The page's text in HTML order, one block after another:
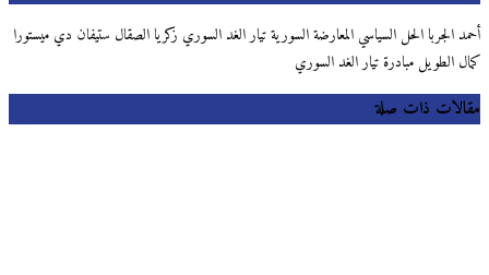
الجربا الحل السياسي المعارضة السورية تيار الغد السوري زكريا الصقال ستيفان دي ميستورا
الطويل مبادرة تيار الغد السوري
ذات صلة